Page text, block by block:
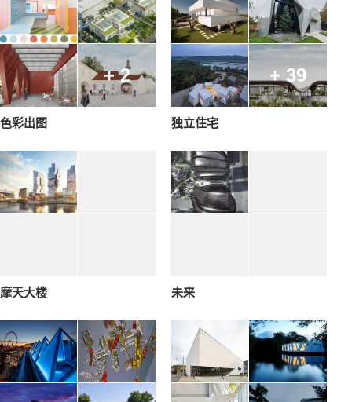
+ 2
色彩出图
+ 39
独立住宅
摩天大楼 未来